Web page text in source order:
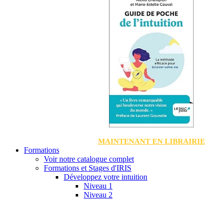
MAINTENANT EN LIBRAIRIE
Formations
Voir notre catalogue complet
Formations et Stages d'IRIS
Développez votre intuition
Niveau 1
Niveau 2